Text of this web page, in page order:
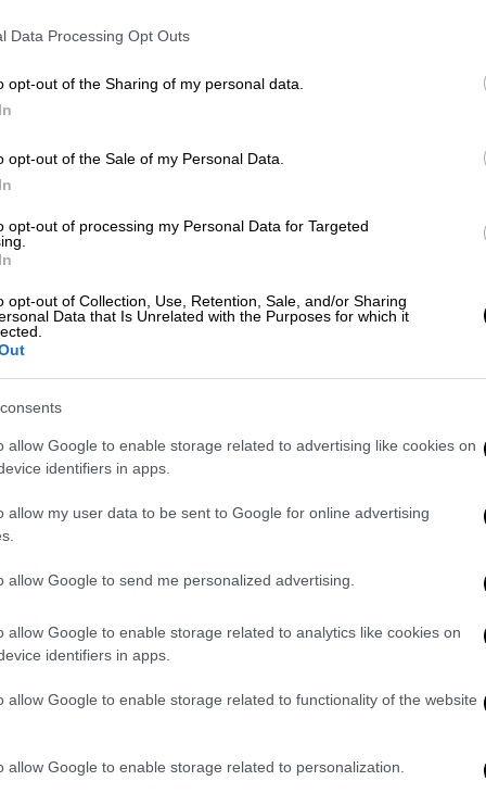
Data Processing Opt Outs
opt-out of the Sharing of my personal data.
opt-out of the Sale of my Personal Data.
opt-out of processing my Personal Data for Targeted
opt-out of Collection, Use, Retention, Sale, and/or Sharing
Data that Is Unrelated with the Purposes for which it
allow Google to enable storage related to advertising like cookies on
identifiers in apps.
allow my user data to be sent to Google for online advertising
allow Google to send me personalized advertising.
allow Google to enable storage related to analytics like cookies on
identifiers in apps.
allow Google to enable storage related to functionality of the website
allow Google to enable storage related to personalization.
τουοινοτουρισμού
ανάπτυξης.
2026
τον απολογισμό της διετίας
των καθιερωμένων δράσεων της
Πόρτες, ηΠαγκόσμια Ημέρα
Ξινόμαυρου,
σημεία της θητείας της
του διαγωνισμούThessaloniki Wine &
ιδρύματα
σε ευρωπαϊκά και εθνικά
ο Χαράλαμπος Μπεκρής, υπογράμμισε
περνά μέσα από τη συνεργασία,
της νέας γενιάς οινοποιών. «Ο
κρίσιμη συγκυρία, αντιμέτωπος με τις
και τις επιτακτικές προκλήσεις της
να επαναπροσδιορίσει τη θέση του ως ένα
αξίες της παράδοσης, του
μια ματιά στραμμένη στο παρόν και
ότι η ΕΝΟΑΒΕ θα συνεχίσει να
κοινότητα, τους φορείς του
ανάπτυξη της ελληνικής